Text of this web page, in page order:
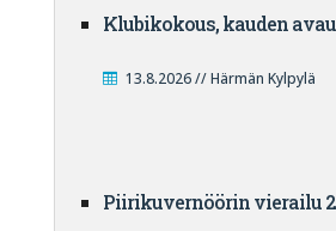
Klubikokous, kauden
13.8.2026 // Härmän Kylpylä
Piirikuvernöörin vierailu